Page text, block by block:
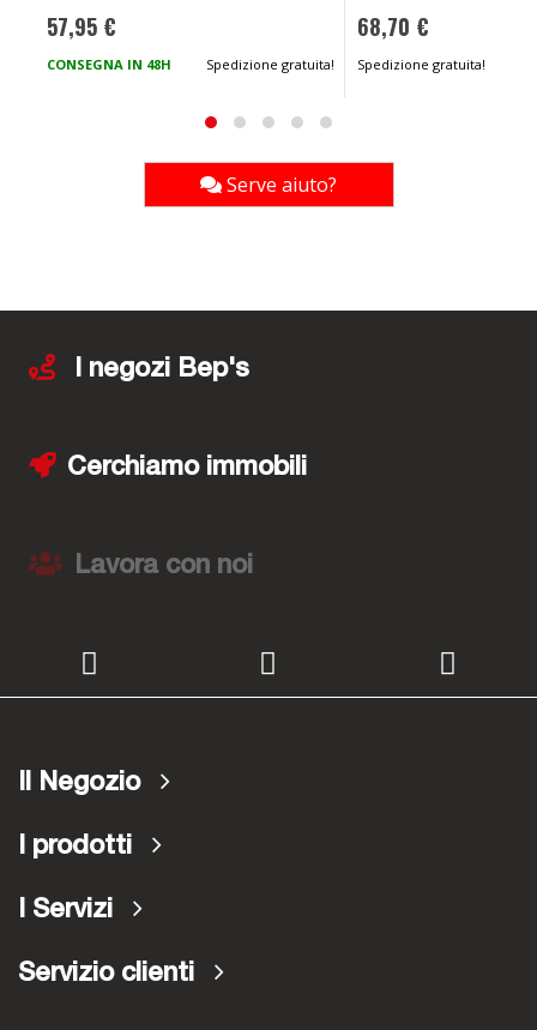
57,95 €
CONSEGNA IN 48H Spedizione gratuita!
68,70 €
Spedizione gratuita!
Serve aiuto?
I negozi Bep's
Cerchiamo immobili
Lavora con noi
Il Negozio
I prodotti
I Servizi
Servizio clienti